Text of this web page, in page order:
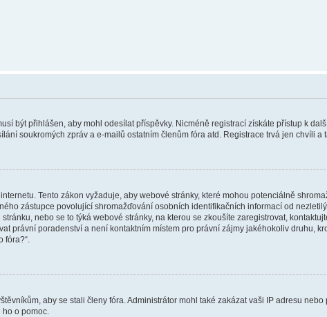
být přihlášen, aby mohl odesílat příspěvky. Nicméně registrací získáte přístup k
soukromých zpráv a e-mailů ostatním členům fóra atd. Registrace trvá jen chvíli a
Tento zákon vyžaduje, aby webové stránky, které mohou potenciálně
zástupce povolující shromažďování osobních identifikačních informací od
nebo se to týká webové stránky, na kterou se zkoušíte zaregistrovat,
právní poradenství a není kontaktním místem pro právní zájmy jakéhokoliv druhu,
aby se stali členy fóra. Administrátor mohl také zakázat vaši IP adresu
o pomoc.